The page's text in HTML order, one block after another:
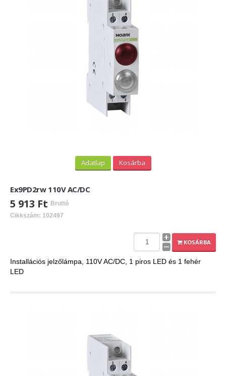
Adatlap Kosárba
Ex9PD2rw 110V AC/DC
5 913 Ft Bruttó
Cikkszám: 102497
KOSÁRBA
Installációs jelzőlámpa, 110V AC/DC, 1 piros LED és 1 fehér
LED